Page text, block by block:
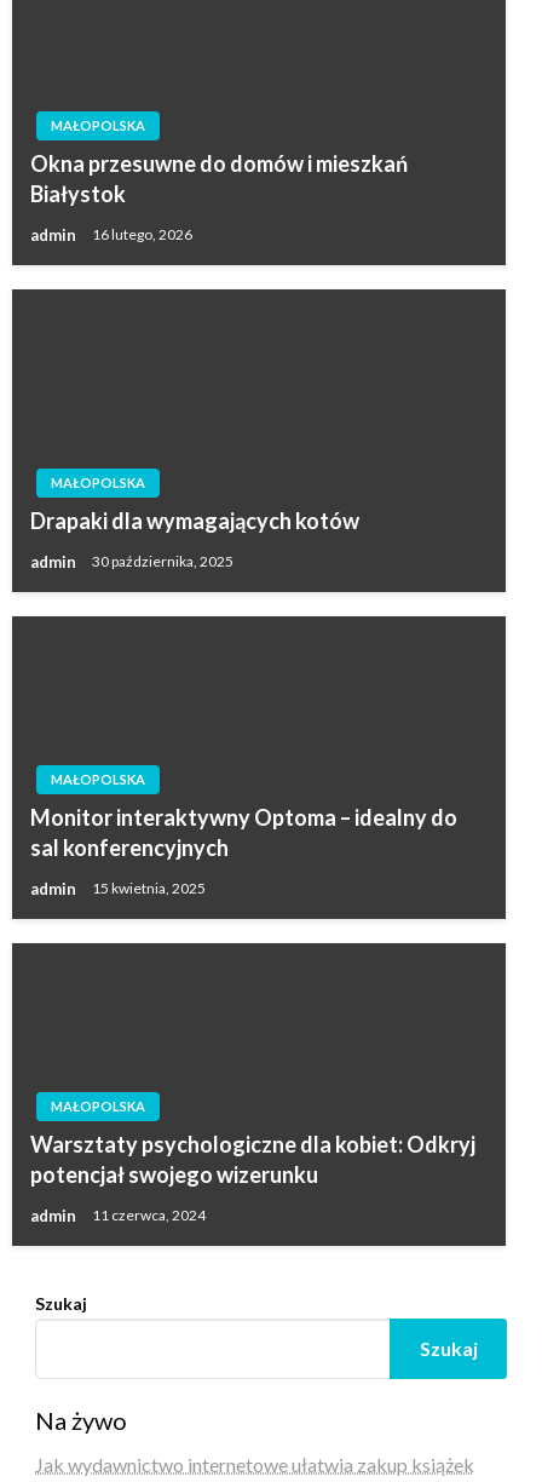
MAŁOPOLSKA
Okna przesuwne do domów i mieszkań
Białystok
admin 16 lutego, 2026
MAŁOPOLSKA
Drapaki dla wymagających kotów
admin 30 października, 2025
MAŁOPOLSKA
Monitor interaktywny Optoma – idealny do
sal konferencyjnych
admin 15 kwietnia, 2025
MAŁOPOLSKA
Warsztaty psychologiczne dla kobiet: Odkryj
potencjał swojego wizerunku
admin 11 czerwca, 2024
Szukaj
Szukaj
Na żywo
Jak wydawnictwo internetowe ułatwia zakup książek